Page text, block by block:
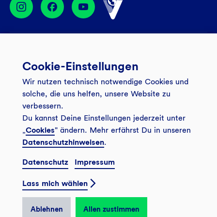
Banking App
Service
Onlinebanking Login
Sicheres Banking
FAQ
Kontakt
Newsletter
GLS Bank Magazin
Unsere Angebote
Girokonto
Mitgliederkonto
Tagesgeldkonto
Finanzieren
Investieren
Wo wirkt die GLS?
Weitersagen
Veranstaltungen
Filiale finden
Presse
Karriere
Kundenmagazin Bankspiegel
Sozial-ökologisch seit 1974
© 2026 GLS Gemeinschaftsbank eG
Vertrag widerrufen
Cookie-Einstellungen
Wir nutzen technisch notwendige Cookies und
solche, die uns helfen, unsere Website zu
verbessern.
Du kannst Deine Einstellungen jederzeit unter
„Cookies" ändern. Mehr erfährst Du in unseren
Datenschutzhinweisen.
Datenschutz Impressum
Lass mich wählen
Ablehnen Allen zustimmen